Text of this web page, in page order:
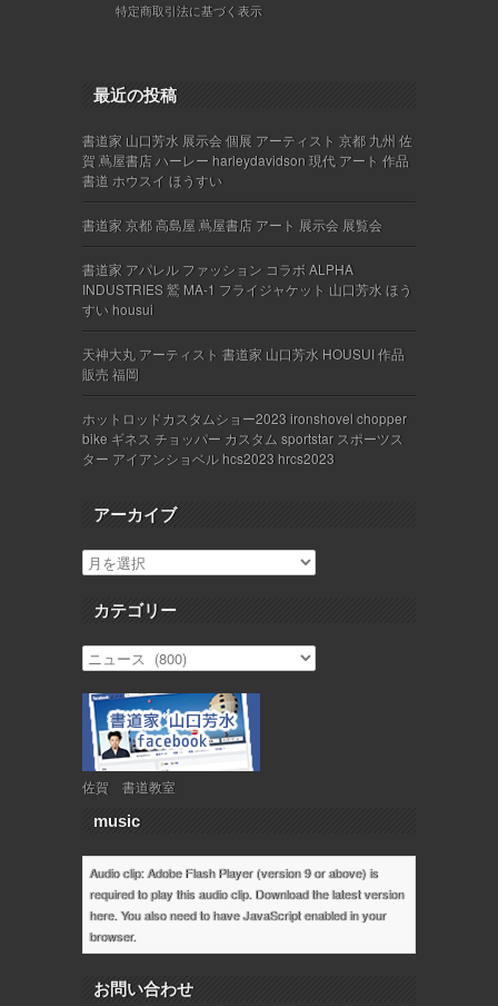
特定商取引法に基づく表示
最近の投稿
書道家 山口芳水 展示会 個展 アーティスト 京都 九州 佐
賀 蔦屋書店 ハーレー harleydavidson 現代 アート 作品
書道 ホウスイ ほうすい
書道家 京都 高島屋 蔦屋書店 アート 展示会 展覧会
書道家 アパレル ファッション コラボ ALPHA
INDUSTRIES 鷲 MA-1 フライジャケット 山口芳水 ほう
すい housui
天神大丸 アーティスト 書道家 山口芳水 HOUSUI 作品
販売 福岡
ホットロッドカスタムショー2023 ironshovel chopper
bike ギネス チョッパー カスタム sportstar スポーツス
ター アイアンショベル hcs2023 hrcs2023
アーカイブ
カテゴリー
佐賀 書道教室
music
Audio clip: Adobe Flash Player (version 9 or above) is
required to play this audio clip. Download the latest version
here. You also need to have JavaScript enabled in your
browser.
お問い合わせ